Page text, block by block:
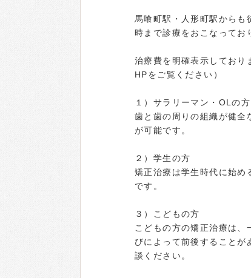
馬喰町駅・人形町駅から
時まで診療をおこなってお
治療費を明確表示しており
HPをご覧ください）
１）サラリーマン・OLの方
歯と歯の周りの組織が健全
が可能です。
２）学生の方
矯正治療は学生時代に始め
です。
３）こどもの方
こどもの方の矯正治療は
びによって前後することが
談ください。